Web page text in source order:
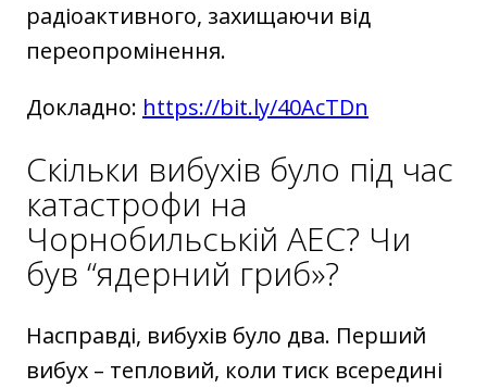
радіоактивного, захищаючи від
переопромінення.
Докладно: https://bit.ly/40AcTDn
Скільки вибухів було під час
катастрофи на
Чорнобильській АЕС? Чи
був “ядерний гриб»?
Насправді, вибухів було два. Перший
вибух – тепловий, коли тиск всередині